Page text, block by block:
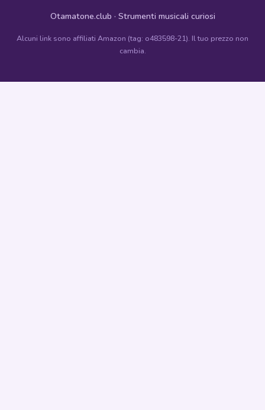
Otamatone.club · Strumenti musicali curiosi
Alcuni link sono affiliati Amazon (tag: o483598-21). Il tuo prezzo non
cambia.